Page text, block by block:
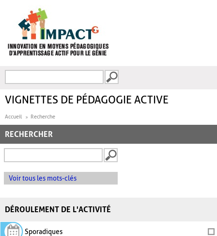
FORMULAIRE DE
VIGNETTES DE PÉDAGOGIE ACTIVE
Accueil Recherche
RECHERCHER
Voir tous les mots-clés
DÉROULEMENT DE L'ACTIVITÉ
Sporadiques